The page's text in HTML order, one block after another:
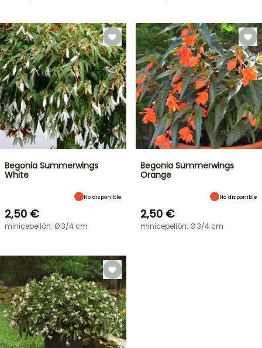
Begonia Summerwings
White
No disponible
2,50 €
minicepellón: Ø 3/4 cm
Begonia Summerwings
Orange
No disponible
2,50 €
minicepellón: Ø 3/4 cm